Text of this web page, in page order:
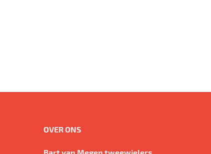
OVER ONS
Bart van Megen tweewielers